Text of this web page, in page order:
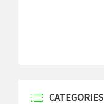
CATEGORIES